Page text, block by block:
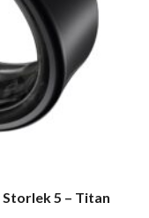
5 – Titan